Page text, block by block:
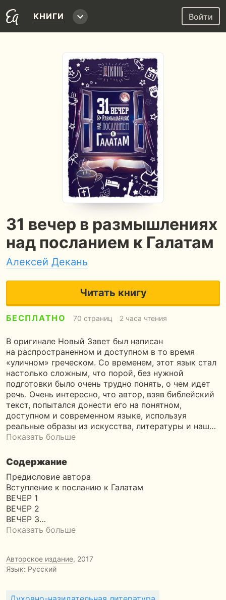
КНИГИ Войти
31 вечер в размышлениях
над посланием к Галатам
Алексей Декань
Читать книгу
БЕСПЛАТНО 70 страниц 2 часа чтения
В оригинале Новый Завет был написан
на распространенном и доступном в то время
«уличном» греческом. Со временем, этот язык стал
настолько сложным, что порой, без нужной
подготовки было очень трудно понять, о чем идет
речь. Очень интересно, что автор, взяв библейский
текст, попытался донести его на понятном,
доступном и современном языке, используя
реальные образы из искусства, литературы и наш…
Показать больше
Содержание
Предисловие автора
Вступление к посланию к Галатам
ВЕЧЕР 1
ВЕЧЕР 2
ВЕЧЕР 3…
Показать больше
Авторское издание, 2017
Язык: Русский